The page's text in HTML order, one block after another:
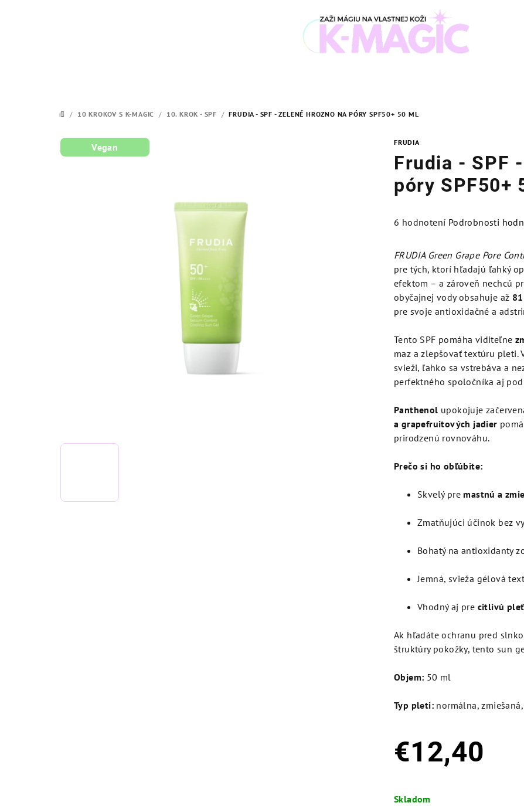
DOMOV
/ 10 KROKOV S K-MAGIC / 10. KROK - SPF / FRUDIA - SPF - ZELENÉ HROZNO NA PÓRY SPF50+ 50 ML
FRUDIA
Frudia - SPF
póry SPF50+
Priemerné
produktu
4,5
hviezdičiek.
6 hodnotení Podrobnosti
FRUDIA Green Grape Pore
pre tých, ktorí hľadajú ľahký
efektom – a zároveň nechcú
obyčajnej vody obsahuje až
pre svoje antioxidačné a
Tento SPF pomáha viditeľne
maz a zlepšovať textúru pleti.
svieži, ľahko sa vstrebáva a
perfektného spoločníka aj
Panthenol upokojuje
a grapefruitových jadier
prirodzenú rovnováhu.
Prečo si ho obľúbite:
Skvelý pre mastnú a
Zmatňujúci účinok bez
Bohatý na antioxidanty
Jemná, svieža gélová
Vhodný aj pre citlivú pleť
Ak hľadáte ochranu pred
štruktúry pokožky, tento sun
Objem: 50 ml
Typ pleti: normálna,
€12,40
cena:
Skladom
Vegan